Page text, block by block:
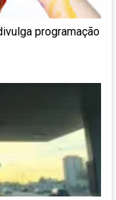
programação